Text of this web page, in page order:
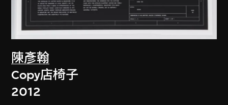
陳彥翰
Copy店椅子
2012